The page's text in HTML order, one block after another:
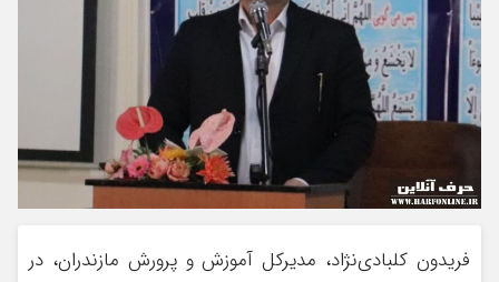
فریدون کلبادی‌نژاد، مدیرکل آموزش و پرورش مازندران، در